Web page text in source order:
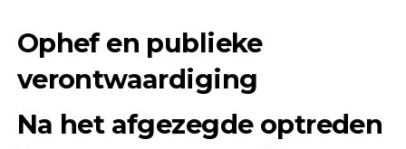
Ophef en publieke
verontwaardiging
Na het afgezegde optreden